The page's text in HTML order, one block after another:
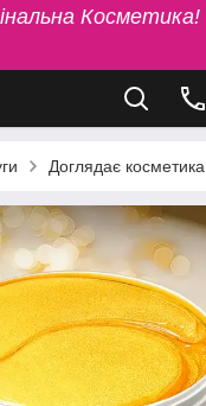
Косметика!
Доглядає